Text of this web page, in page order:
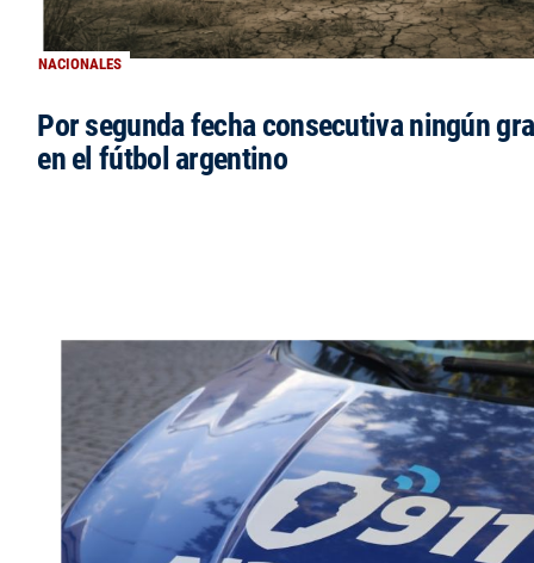
NACIONALES
Por segunda fecha consecutiva ningún
en el fútbol argentino